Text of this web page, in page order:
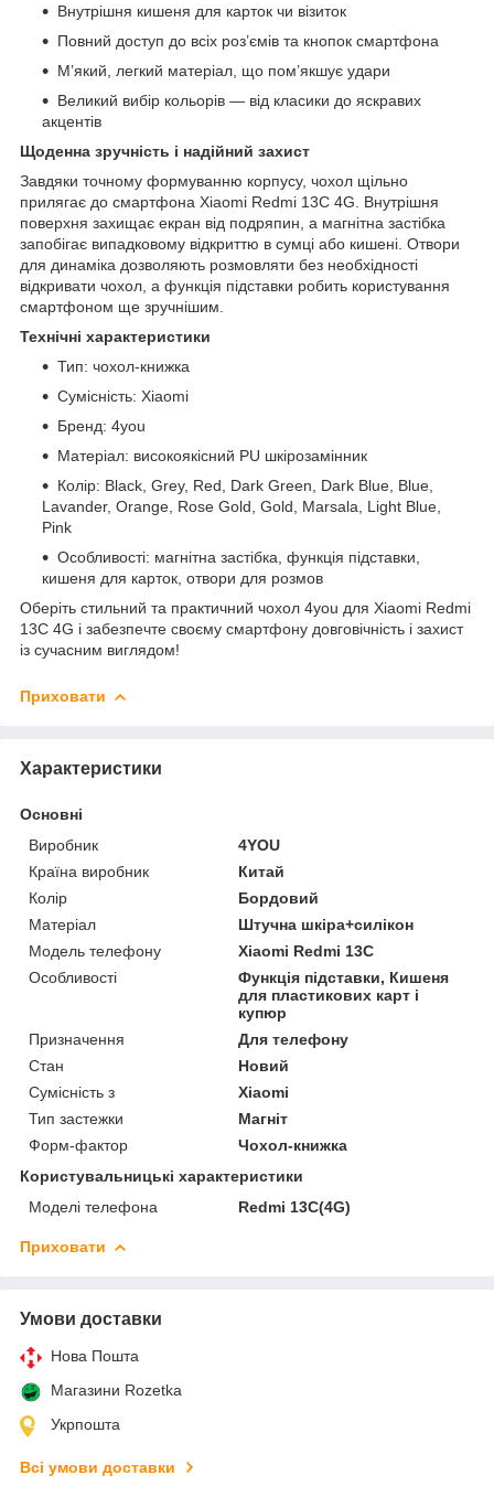
Внутрішня кишеня для карток чи візиток
Повний доступ до всіх роз’ємів та кнопок смартфона
М’який, легкий матеріал, що пом’якшує удари
Великий вибір кольорів — від класики до яскравих
акцентів
Щоденна зручність і надійний захист
Завдяки точному формуванню корпусу, чохол щільно
прилягає до смартфона Xiaomi Redmi 13C 4G. Внутрішня
поверхня захищає екран від подряпин, а магнітна застібка
запобігає випадковому відкриттю в сумці або кишені. Отвори
для динаміка дозволяють розмовляти без необхідності
відкривати чохол, а функція підставки робить користування
смартфоном ще зручнішим.
Технічні характеристики
Тип: чохол-книжка
Сумісність: Xiaomi
Бренд: 4you
Матеріал: високоякісний PU шкірозамінник
Колір: Black, Grey, Red, Dark Green, Dark Blue, Blue,
Lavander, Orange, Rose Gold, Gold, Marsala, Light Blue,
Pink
Особливості: магнітна застібка, функція підставки,
кишеня для карток, отвори для розмов
Оберіть стильний та практичний чохол 4you для Xiaomi Redmi
13C 4G і забезпечте своєму смартфону довговічність і захист
із сучасним виглядом!
Приховати
Характеристики
Основні
Виробник
4YOU
Країна виробник
Китай
Колір
Бордовий
Матеріал
Штучна шкіра+силікон
Модель телефону
Xiaomi Redmi 13C
Особливості
Функція підставки, Кишеня
для пластикових карт і
купюр
Призначення
Для телефону
Стан
Новий
Сумісність з
Xiaomi
Тип застежки
Магніт
Форм-фактор
Чохол-книжка
Користувальницькі характеристики
Моделі телефона
Redmi 13C(4G)
Приховати
Умови доставки
Нова Пошта
Магазини Rozetka
Укрпошта
Всі умови доставки